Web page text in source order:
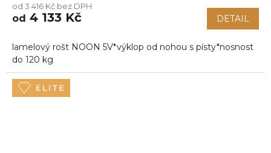
od 3 416 Kč bez DPH
od 4 133 Kč DETAIL
lamelový rošt NOON 5V*výklop od nohou s písty*nosnost
do 120 kg